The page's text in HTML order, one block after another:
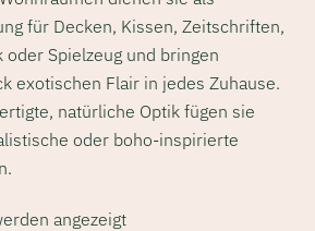
für Decken, Kissen, Zeitschriften,
oder Spielzeug und bringen
exotischen Flair in jedes Zuhause.
natürliche Optik fügen sie
oder boho-inspirierte
angezeigt